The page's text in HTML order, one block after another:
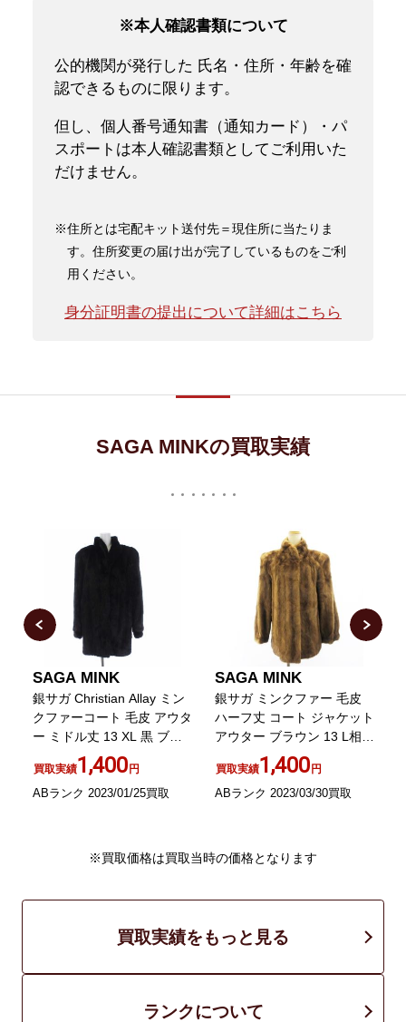
※本人確認書類について
公的機関が発行した 氏名・住所・年齢を確
認できるものに限ります。
但し、個人番号通知書（通知カード）・パ
スポートは本人確認書類としてご利用いた
だけません。
※住所とは宅配キット送付先＝現住所に当たりま
す。住所変更の届け出が完了しているものをご利
用ください。
身分証明書の提出について詳細はこちら
SAGA MINKの買取実績
SAGA MINK
銀サガ Christian Allay ミン
クファーコート 毛皮 アウタ
ー ミドル丈 13 XL 黒 ブラ
買取実績1,400円
ABランク 2023/01/25買取
SAGA MINK
銀サガ ミンクファー 毛皮
ハーフ丈 コート ジャケット
アウター ブラウン 13 L相当
着丈70cm EC
買取実績1,400円
ABランク 2023/03/30買取
※買取価格は買取当時の価格となります
買取実績をもっと見る
ランクについて